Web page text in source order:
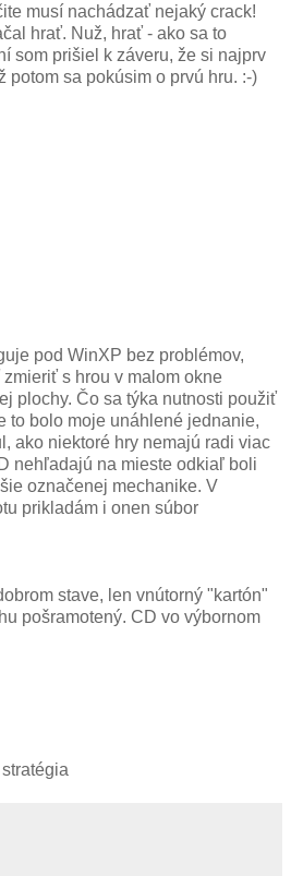
musí nachádzať nejaký crack!
hrať. Nuž, hrať - ako sa to
som prišiel k záveru, že si najprv
potom sa pokúsim o prvú hru. :-)
pod WinXP bez problémov,
s hrou v malom okne
plochy. Čo sa týka nutnosti použiť
to bolo moje unáhlené jednanie,
ako niektoré hry nemajú radi viac
nehľadajú na mieste odkiaľ boli
označenej mechanike. V
prikladám i onen súbor
stave, len vnútorný "kartón"
pošramotený. CD vo výbornom